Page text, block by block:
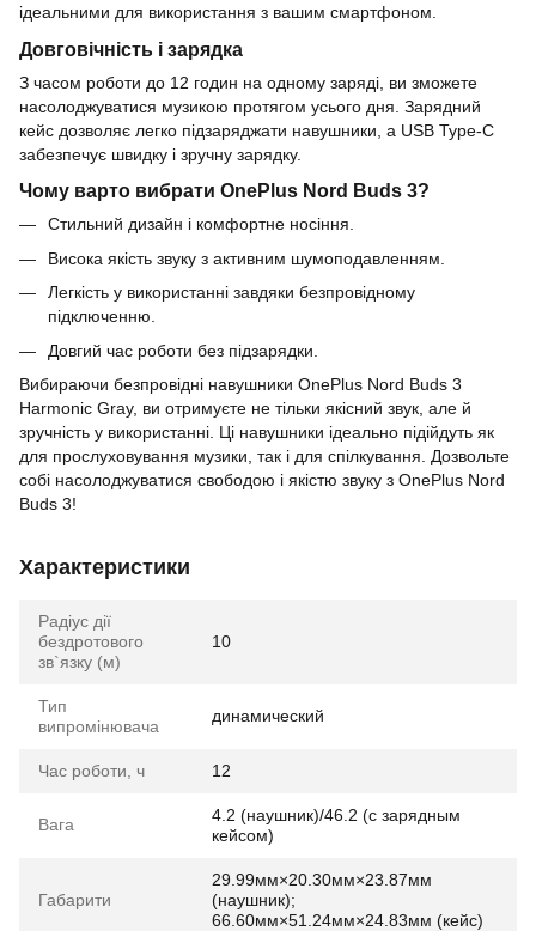
ідеальними для використання з вашим смартфоном.
Довговічність і зарядка
З часом роботи до 12 годин на одному заряді, ви зможете
насолоджуватися музикою протягом усього дня. Зарядний
кейс дозволяє легко підзаряджати навушники, а USB Type-C
забезпечує швидку і зручну зарядку.
Чому варто вибрати OnePlus Nord Buds 3?
Стильний дизайн і комфортне носіння.
Висока якість звуку з активним шумоподавленням.
Легкість у використанні завдяки безпровідному
підключенню.
Довгий час роботи без підзарядки.
Вибираючи безпровідні навушники OnePlus Nord Buds 3
Harmonic Gray, ви отримуєте не тільки якісний звук, але й
зручність у використанні. Ці навушники ідеально підійдуть як
для прослуховування музики, так і для спілкування. Дозвольте
собі насолоджуватися свободою і якістю звуку з OnePlus Nord
Buds 3!
Характеристики
Радіус дії
бездротового
зв`язку (м)
10
Тип
випромінювача
динамический
Час роботи, ч 12
Вага
4.2 (наушник)/46.2 (с зарядным
кейсом)
Габарити
29.99мм×20.30мм×23.87мм
(наушник);
66.60мм×51.24мм×24.83мм (кейс)